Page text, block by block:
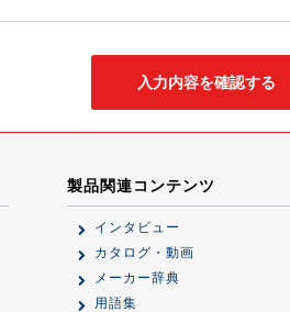
製品関連コンテンツ
インタビュー
カタログ・動画
メーカー辞典
用語集